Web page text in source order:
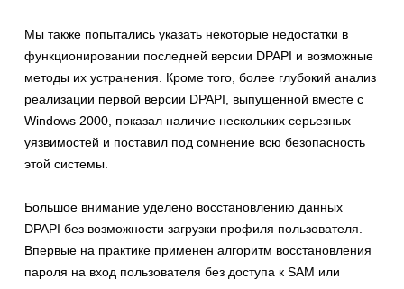
Мы также попытались указать некоторые недостатки в
функционировании последней версии DPAPI и возможные
методы их устранения. Кроме того, более глубокий анализ
реализации первой версии DPAPI, выпущенной вместе с
Windows 2000, показал наличие нескольких серьезных
уязвимостей и поставил под сомнение всю безопасность
этой системы.
Большое внимание уделено восстановлению данных
DPAPI без возможности загрузки профиля пользователя.
Впервые на практике применен алгоритм восстановления
пароля на вход пользователя без доступа к SAM или